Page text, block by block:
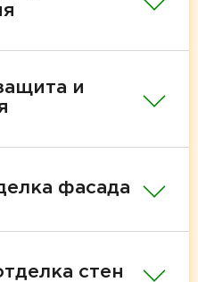
и
фасада
стен